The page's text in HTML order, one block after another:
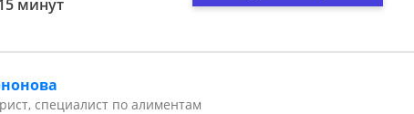
минут
специалист по алиментам